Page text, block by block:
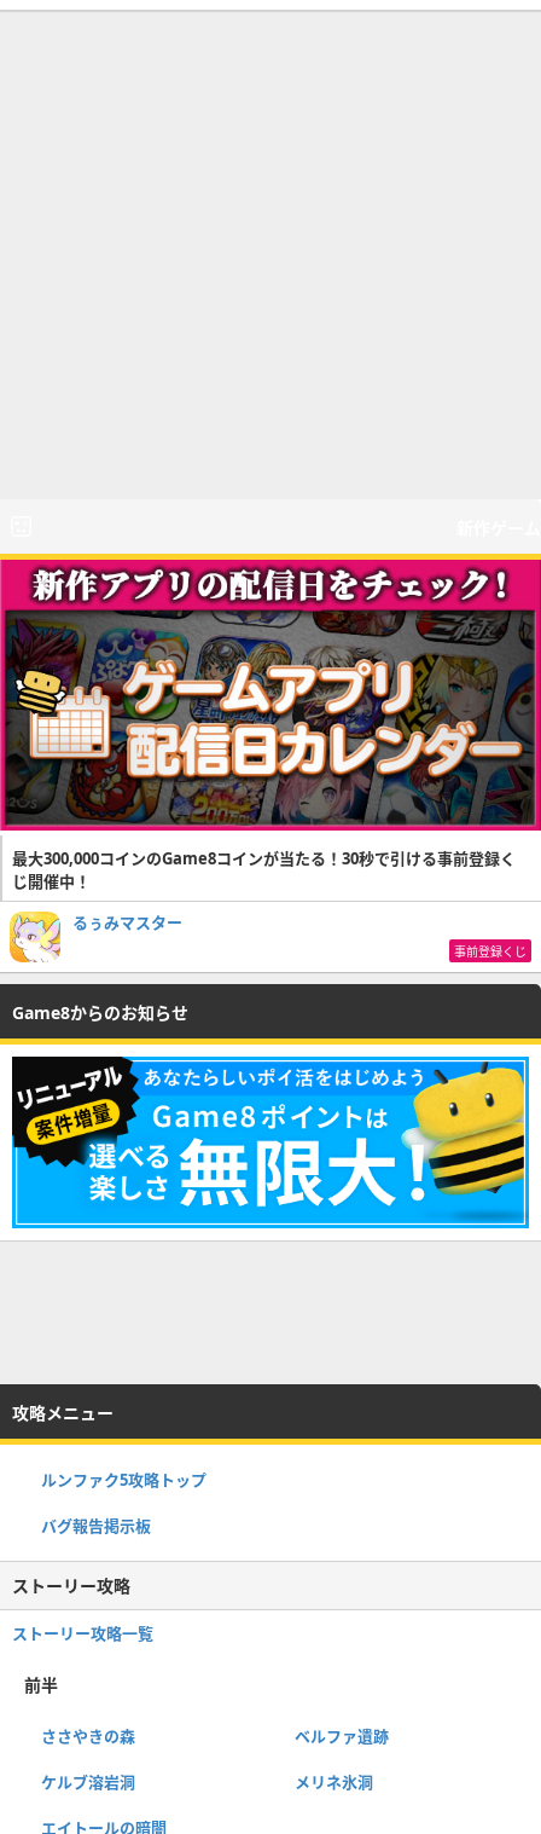
最大300,000コインのGame8コインが当たる！30秒で引ける事前登録く
じ開催中！
るぅみマスター
事前登録くじ
Game8からのお知らせ
攻略メニュー
ルンファク5攻略トップ
バグ報告掲示板
ストーリー攻略
ストーリー攻略一覧
前半
ささやきの森 ベルファ遺跡
ケルブ溶岩洞 メリネ氷洞
エイトールの暗闇